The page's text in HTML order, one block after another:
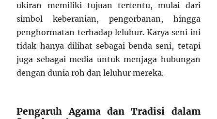
ukiran memiliki tujuan tertentu, mulai dari
simbol keberanian, pengorbanan, hingga
penghormatan terhadap leluhur. Karya seni ini
tidak hanya dilihat sebagai benda seni, tetapi
juga sebagai media untuk menjaga hubungan
dengan dunia roh dan leluhur mereka.
Pengaruh Agama dan Tradisi dalam